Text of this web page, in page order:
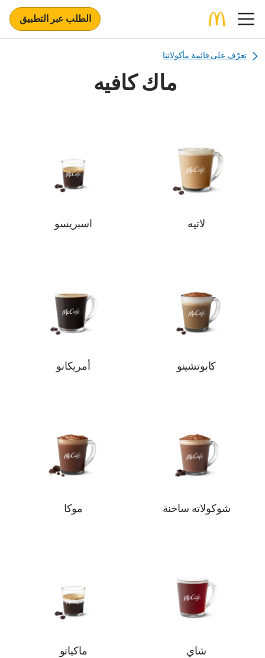
الطلب عبر التطبيق
تعرّف على قائمة مأكولاتنا
ماك كافيه
لاتيه اسبريسو
كابوتشينو أمريكانو
شوكولاته ساخنة موكا
شاي ماكياتو